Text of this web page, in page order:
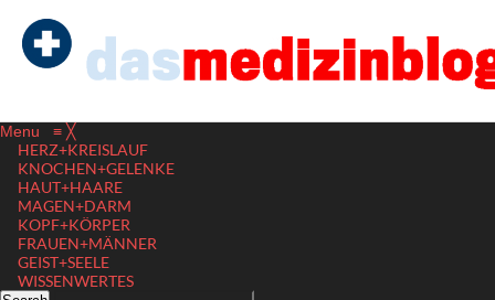
Menu ≡ ╳
HERZ+KREISLAUF
KNOCHEN+GELENKE
HAUT+HAARE
MAGEN+DARM
KOPF+KÖRPER
FRAUEN+MÄNNER
GEIST+SEELE
WISSENWERTES